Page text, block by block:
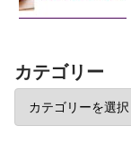
カテゴリー